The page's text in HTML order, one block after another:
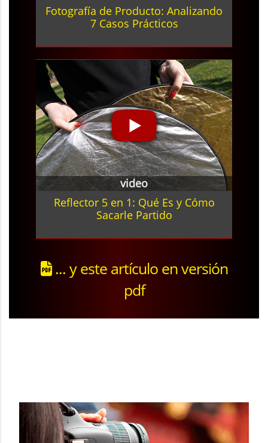
Fotografía de Producto: Analizando
7 Casos Prácticos
video
Reflector 5 en 1: Qué Es y Cómo
Sacarle Partido
... y este artículo en versión
pdf